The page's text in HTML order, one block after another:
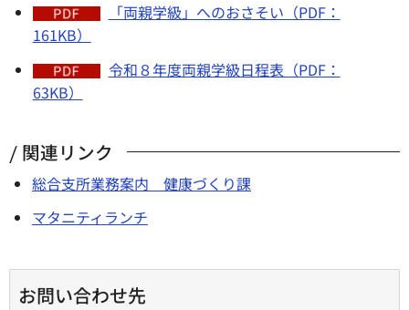
「両親学級」へのおさそい（PDF：
161KB）
令和８年度両親学級日程表（PDF：
63KB）
関連リンク
総合支所業務案内 健康づくり課
マタニティランチ
お問い合わせ先